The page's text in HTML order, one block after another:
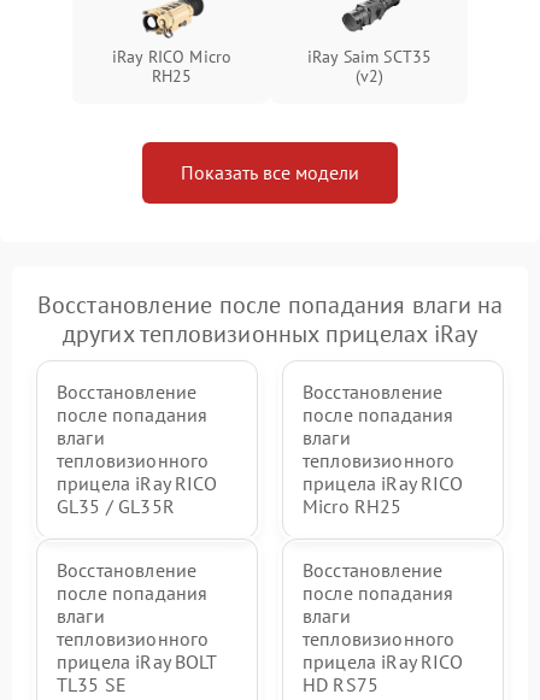
iRay RICO Micro
RH25
iRay Saim SCT35
(v2)
Показать все модели
Восстановление после попадания влаги на
других тепловизионных прицелах iRay
Восстановление
после попадания
влаги
тепловизионного
прицела iRay RICO
GL35 / GL35R
Восстановление
после попадания
влаги
тепловизионного
прицела iRay RICO
Micro RH25
Восстановление
после попадания
влаги
тепловизионного
прицела iRay BOLT
TL35 SE
Восстановление
после попадания
влаги
тепловизионного
прицела iRay RICO
HD RS75